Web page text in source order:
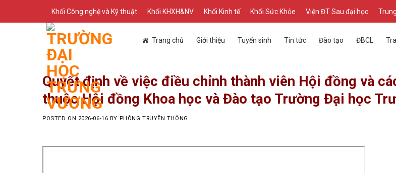
Khối Công nghệ và Kỹ thuật Khối KHXH&NV Khối Kinh tế Khối Sức Khỏe Viện ĐT Sau đại học
Trang chủ Giới thiệu Tuyển sinh Tin tức Đào tạo ĐBCL
Quyết định về việc điều chỉnh thành viên Hội đồng và
thuộc Hội đồng Khoa học và Đào tạo Trường Đại học
POSTED ON 2026-06-16 BY PHÒNG TRUYỀN THÔNG